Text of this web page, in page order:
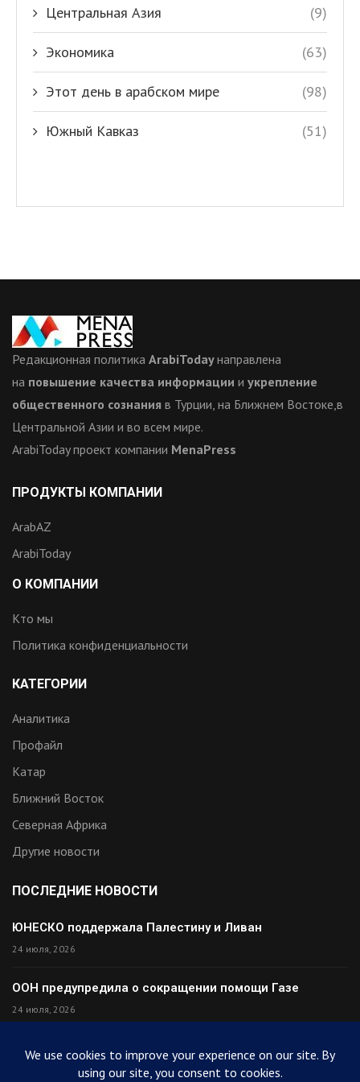
Центральная Азия (9)
Экономика (63)
Этот день в арабском мире (98)
Южный Кавказ (51)
Редакционная политика ArabiTodayнаправлена
на повышение качества информации и укрепление
общественного сознания в Турции, на Ближнем Востоке,в
Центральной Азии и во всем мире.
ArabiToday проект компании MenaPress
ПРОДУКТЫ КОМПАНИИ
ArabAZ
ArabiToday
О КОМПАНИИ
Кто мы
Политика конфиденциальности
КАТЕГОРИИ
Аналитика
Профайл
Катар
Ближний Восток
Северная Африка
Другие новости
ПОСЛЕДНИЕ НОВОСТИ
ЮНЕСКО поддержала Палестину и Ливан
24 июля, 2026
ООН предупредила о сокращении помощи Газе
24 июля, 2026
Премьер Ирака прибыл в Тегеран с миром